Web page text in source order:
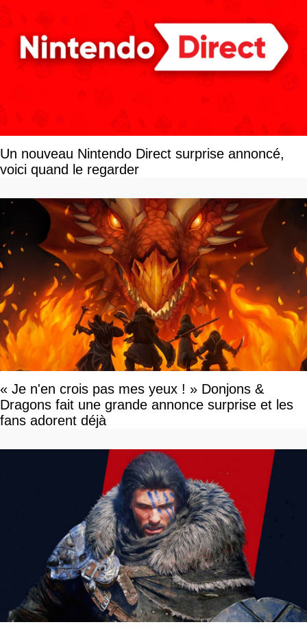
Un nouveau Nintendo Direct surprise annoncé,
voici quand le regarder
« Je n'en crois pas mes yeux ! » Donjons &
Dragons fait une grande annonce surprise et les
fans adorent déjà